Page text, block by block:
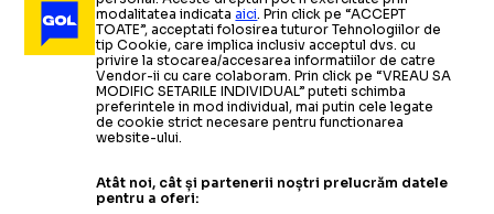
ARHIVA FOTBAL 29.10.2021
VIDEO Atletico Madrid, doar remiză pe terenul lui
Levante / Real Sociedad, liderul surprinzător din La
modalitatea indicataaici . Prin click pe “ACCEPT
TOATE”, acceptati folosirea tuturor Tehnologiilor de
tip Cookie, care implica inclusiv acceptul dvs. cu
privire la stocarea/accesarea informatiilor de catre
Vendor-ii cu care colaboram. Prin click pe “VREAU SA
MODIFIC SETARILE INDIVIDUAL” puteti schimba
preferintele in mod individual, mai putin cele legate
de cookie strict necesare pentru functionarea
website-ului.
Atât noi, cât și partenerii noștri prelucrăm datele
pentru a oferi: